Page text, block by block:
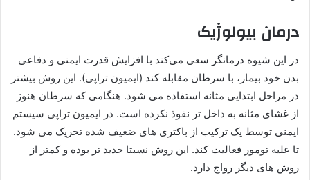
درمان بیولوژیک
در این شیوه درمانگر سعی می‌کند با افزایش قدرت ایمنی و دفاعی
بدن خود بیمار، با سرطان مقابله کند (ایمیون تراپی). این روش بیشتر
در مراحل ابتدایی مثانه استفاده می شود. هنگامی که سرطان هنوز
از غشای مثانه به داخل تر نفوذ نکرده است. در ایمیون تراپی سیستم
ایمنی توسط یک ترکیب از باکتری های ضعیف شده تحریک می شود.
تا علیه تومور فعالیت کند. این روش نسبتا جدید تر بوده و کمتر از
روش های دیگر رواج دارد.